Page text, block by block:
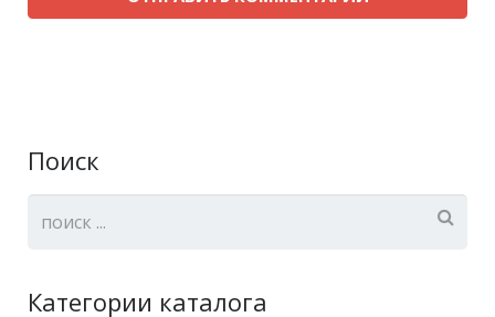
Поиск
Категории каталога